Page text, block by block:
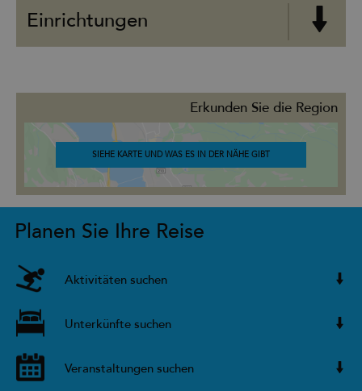
Einrichtungen
Erkunden Sie die Region
SIEHE KARTE UND WAS ES IN DER NÄHE GIBT
Planen Sie Ihre Reise
Aktivitäten suchen
Unterkünfte suchen
Veranstaltungen suchen